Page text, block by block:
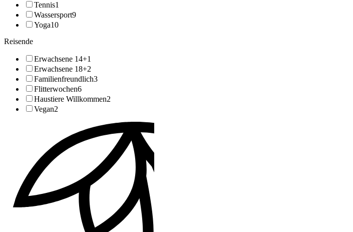
Tennis1
Wassersport9
Yoga10
Reisende
Erwachsene 14+1
Erwachsene 18+2
Familienfreundlich3
Flitterwochen6
Haustiere Willkommen2
Vegan2